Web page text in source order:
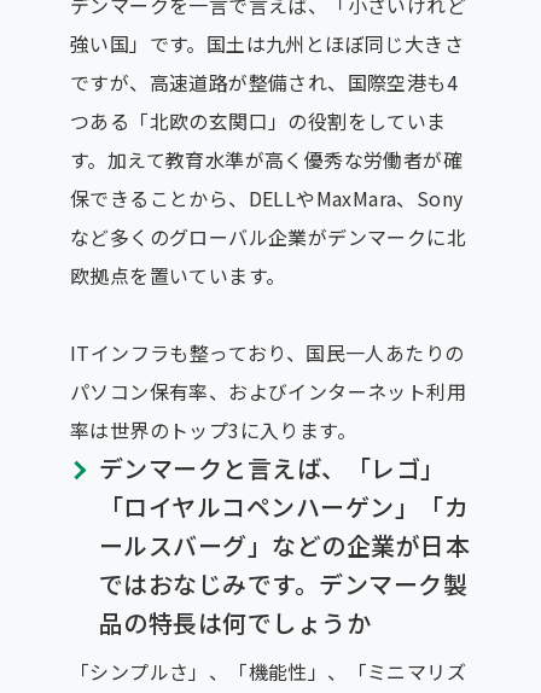
強い国」です。国土は九州とほぼ同じ大きさ
ですが、高速道路が整備され、国際空港も4
つある「北欧の玄関口」の役割をしていま
す。加えて教育水準が高く優秀な労働者が確
保できることから、DELLやMaxMara、Sony
など多くのグローバル企業がデンマークに北
欧拠点を置いています。
ITインフラも整っており、国民一人あたりの
パソコン保有率、およびインターネット利用
率は世界のトップ3に入ります。
デンマークと言えば、「レゴ」
「ロイヤルコペンハーゲン」「カ
ールスバーグ」などの企業が日本
ではおなじみです。デンマーク製
品の特長は何でしょうか
「シンプルさ」、「機能性」、「ミニマリズ